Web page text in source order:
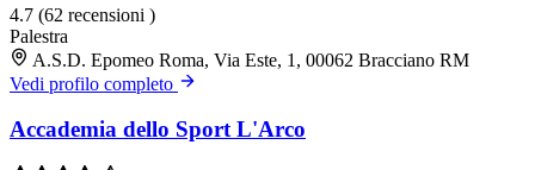
4.7 (62 recensioni )
Palestra
A.S.D. Epomeo Roma, Via Este, 1, 00062 Bracciano RM
Vedi profilo completo
Accademia dello Sport L'Arco